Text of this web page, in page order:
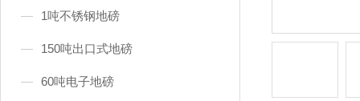
1吨不锈钢地磅
150吨出口式地磅
60吨电子地磅